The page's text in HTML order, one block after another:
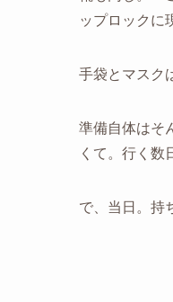
ップロックに
手袋とマスク
準備自体はそ
くて。行く数
で、当日。持